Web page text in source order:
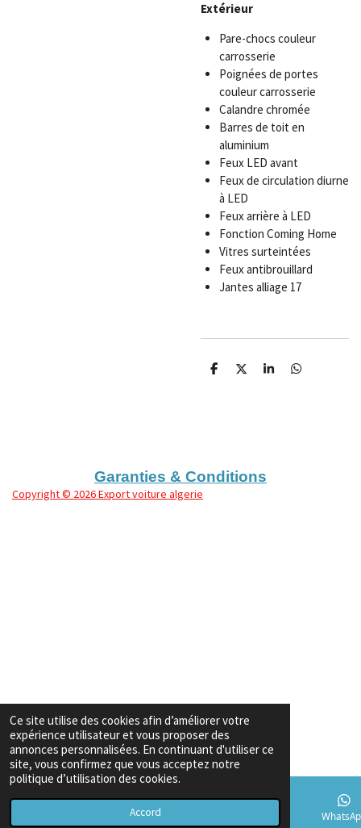
Ce site utilise des cookies afin d’améliorer votre
expérience utilisateur et vous proposer des
annonces personnalisées. En continuant d'utiliser ce
site, vous confirmez que vous acceptez notre
politique d’utilisation des cookies.
Accord
Extérieur
Pare-chocs couleur
carrosserie
Poignées de portes
couleur carrosserie
Calandre chromée
Barres de toit en
aluminium
Feux LED avant
Feux de circulation diurne
à LED
Feux arrière à LED
Fonction Coming Home
Vitres surteintées
Feux antibrouillard
Jantes alliage 17
P
P
P
P
Garanties & Conditions
Copyright© 2026 Export voiture algerie
Téléphone